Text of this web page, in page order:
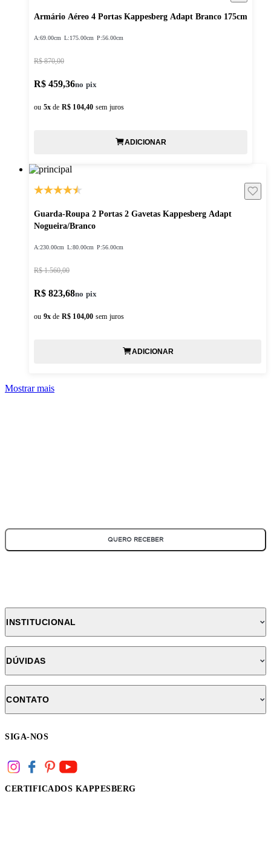
Armário Aéreo 4 Portas Kappesberg Adapt Branco 175cm
A:69.00cm L:175.00cm P:56.00cm
R$ 870,00
R$ 459,36
ou 5x de R$ 104,40 sem juros
ADICIONAR
Guarda-Roupa 2 Portas 2 Gavetas Kappesberg Adapt
Nogueira/Branco
A:230.00cm L:80.00cm P:56.00cm
R$ 1.560,00
R$ 823,68
ou 9x de R$ 104,00 sem juros
ADICIONAR
Mostrar mais
QUERO RECEBER
INSTITUCIONAL
DÚVIDAS
CONTATO
SIGA-NOS
CERTIFICADOS KAPPESBERG